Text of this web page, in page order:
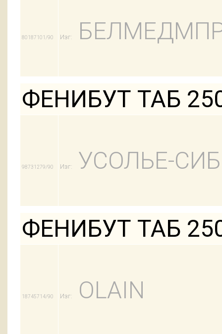
80187101/90 Изг:
ФЕНИБУТ ТАБ
98731279/90 Изг: УСОЛЬЕ-
ФЕНИБУТ ТАБ
18745714/90 Изг: OLAIN